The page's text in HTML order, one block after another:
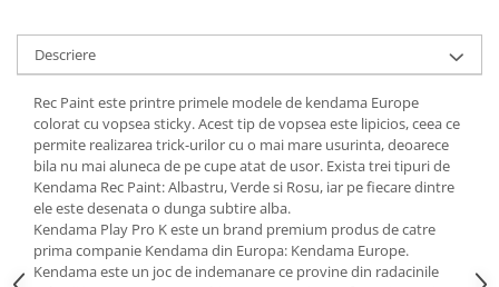
Descriere
Rec Paint este printre primele modele de kendama Europe
colorat cu vopsea sticky. Acest tip de vopsea este lipicios, ceea ce
permite realizarea trick-urilor cu o mai mare usurinta, deoarece
bila nu mai aluneca de pe cupe atat de usor. Exista trei tipuri de
Kendama Rec Paint: Albastru, Verde si Rosu, iar pe fiecare dintre
ele este desenata o dunga subtire alba.
Kendama Play Pro K este un brand premium produs de catre
prima companie Kendama din Europa: Kendama Europe.
Kendama este un joc de indemanare ce provine din radacinile